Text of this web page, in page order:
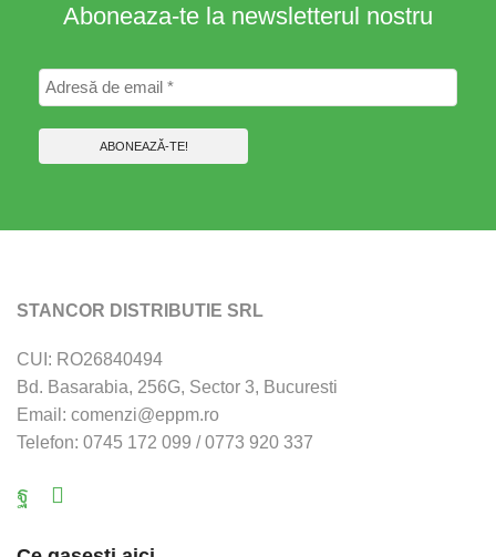
Aboneaza-te la newsletterul nostru
STANCOR DISTRIBUTIE SRL
CUI: RO26840494
Bd. Basarabia, 256G, Sector 3, Bucuresti
Email: comenzi@eppm.ro
Telefon: 0745 172 099 / 0773 920 337
Facebook